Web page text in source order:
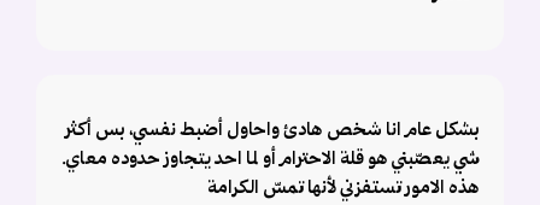
بشكل عام انا شخص هادئ واحاول أضبط نفسي، بس أكثر
شي يعصّبني هو قلة الاحترام أو لما احد يتجاوز حدوده معاي.
هذه الامور تستفزني لأنها تمسّ الكرامة